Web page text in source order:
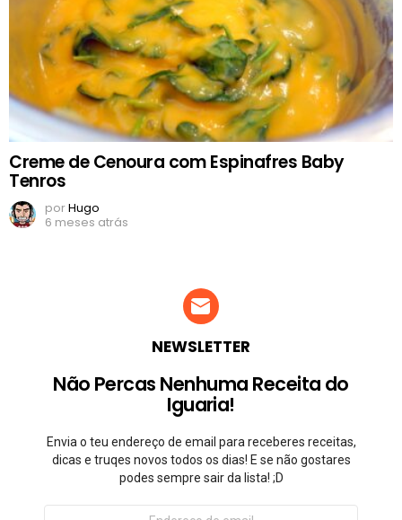
Creme de Cenoura com Espinafres Baby
Tenros
porHugo
6 meses atrás
NEWSLETTER
Não Percas Nenhuma Receita do
Iguaria!
Envia o teu endereço de email para receberes receitas,
dicas e truqes novos todos os dias! E se não gostares
podes sempre sair da lista! ;D
Endereço